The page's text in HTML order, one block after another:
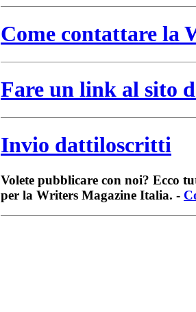
Come contattare la
Fare un link al sito
Invio dattiloscritti
Volete pubblicare con noi? Ecco
per la Writers Magazine Italia. -